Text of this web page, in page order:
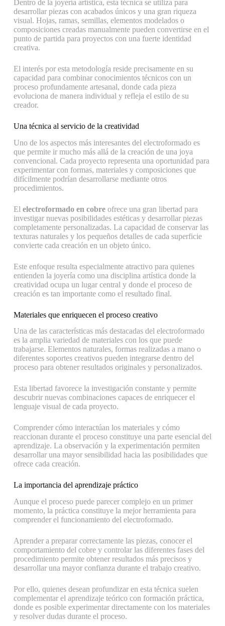
Dentro de la joyería artística, esta técnica se utiliza para
desarrollar piezas con acabados únicos y una gran riqueza
visual. Hojas, ramas, semillas, elementos modelados o
composiciones creadas manualmente pueden convertirse en el
punto de partida para proyectos con una fuerte identidad
creativa.
El interés por esta metodología reside precisamente en su
capacidad para combinar conocimientos técnicos con un
proceso profundamente artesanal, donde cada pieza
evoluciona de manera individual y refleja el estilo de su
creador.
Una técnica al servicio de la creatividad
Uno de los aspectos más interesantes del electroformado es
que permite ir mucho más allá de la creación de una joya
convencional. Cada proyecto representa una oportunidad para
experimentar con formas, materiales y composiciones que
difícilmente podrían desarrollarse mediante otros
procedimientos.
El electroformado en cobreofrece una gran libertad para
investigar nuevas posibilidades estéticas y desarrollar piezas
completamente personalizadas. La capacidad de conservar las
texturas naturales y los pequeños detalles de cada superficie
convierte cada creación en un objeto único.
Este enfoque resulta especialmente atractivo para quienes
entienden la joyería como una disciplina artística donde la
creatividad ocupa un lugar central y donde el proceso de
creación es tan importante como el resultado final.
Materiales que enriquecen el proceso creativo
Una de las características más destacadas del electroformado
es la amplia variedad de materiales con los que puede
trabajarse. Elementos naturales, formas realizadas a mano o
diferentes soportes creativos pueden integrarse dentro del
proceso para obtener resultados originales y personalizados.
Esta libertad favorece la investigación constante y permite
descubrir nuevas combinaciones capaces de enriquecer el
lenguaje visual de cada proyecto.
Comprender cómo interactúan los materiales y cómo
reaccionan durante el proceso constituye una parte esencial del
aprendizaje. La observación y la experimentación permiten
desarrollar una mayor sensibilidad hacia las posibilidades que
ofrece cada creación.
La importancia del aprendizaje práctico
Aunque el proceso puede parecer complejo en un primer
momento, la práctica constituye la mejor herramienta para
comprender el funcionamiento del electroformado.
Aprender a preparar correctamente las piezas, conocer el
comportamiento del cobre y controlar las diferentes fases del
procedimiento permite obtener resultados más precisos y
desarrollar una mayor confianza durante el trabajo creativo.
Por ello, quienes desean profundizar en esta técnica suelen
complementar el aprendizaje teórico con formación práctica,
donde es posible experimentar directamente con los materiales
y resolver dudas durante el proceso.